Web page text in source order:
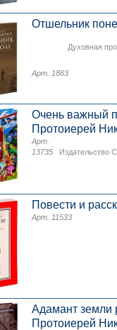
Отшельник
Духовная
Арт. 1863
Очень важный
Протоиерей
Издательство
Арт.
13735
Повести и
Арт. 11533
Адамант земли
Протоиерей